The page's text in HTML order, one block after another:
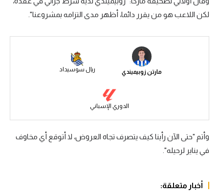
سعودي في الجول
الدوري الإنجليزي
دوري أبطال أوروبا
أمم إفريقيا
كرة السلة الأمريكية
كرة يد
لكن اللاعب هو من يقرر دائما، أظهر مدى التزامه بمشروعنا".
مارتن زوبيميندي ريال سوسيداد
الدوري الإسباني
وأتم "حتى الآن رأينا كيف يتصرف تجاه العروض، لا أتوقع أي مخاوف
في يناير لرحيله".
أخبار متعلقة: